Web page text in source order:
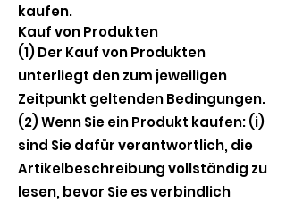
kaufen.
Kauf von Produkten
(1) Der Kauf von Produkten
unterliegt den zum jeweiligen
Zeitpunkt geltenden Bedingungen.
(2) Wenn Sie ein Produkt kaufen: (i)
sind Sie dafür verantwortlich, die
Artikelbeschreibung vollständig zu
lesen, bevor Sie es verbindlich